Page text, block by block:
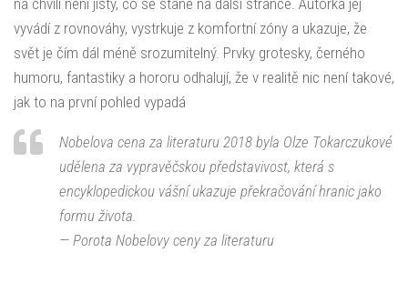
vyvádí z rovnováhy, vystrkuje z komfortní zóny a ukazuje, že
svět je čím dál méně srozumitelný. Prvky grotesky, černého
humoru, fantastiky a hororu odhalují, že v realitě nic není takové,
jak to na první pohled vypadá
Nobelova cena za literaturu 2018 byla Olze Tokarczukové
udělena za vypravěčskou představivost, která s
encyklopedickou vášní ukazuje překračování hranic jako
formu života.
— Porota Nobelovy ceny za literaturu